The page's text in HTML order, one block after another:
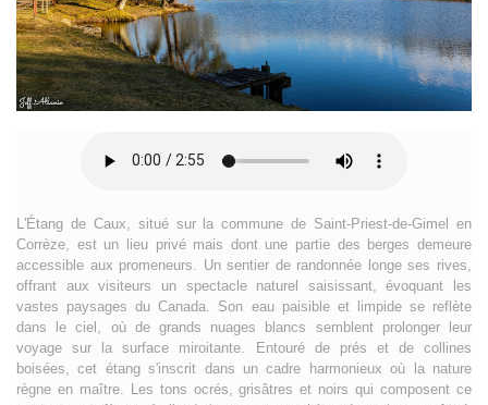
L'Étang de Caux, situé sur la commune de Saint-Priest-de-Gimel en
Corrèze, est un lieu privé mais dont une partie des berges demeure
accessible aux promeneurs. Un sentier de randonnée longe ses rives,
offrant aux visiteurs un spectacle naturel saisissant, évoquant les
vastes paysages du Canada. Son eau paisible et limpide se reflète
dans le ciel, où de grands nuages blancs semblent prolonger leur
voyage sur la surface miroitante. Entouré de prés et de collines
boisées, cet étang s'inscrit dans un cadre harmonieux où la nature
règne en maître. Les tons ocrés, grisâtres et noirs qui composent ce